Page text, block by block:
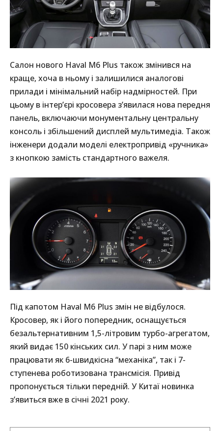
Салон нового Haval M6 Plus також змінився на
краще, хоча в ньому і залишилися аналогові
прилади і мінімальний набір надмірностей. При
цьому в інтер’єрі кросовера з’явилася нова передня
панель, включаючи монументальну центральну
консоль і збільшений дисплей мультимедіа. Також
інженери додали моделі електропривід «ручника»
з кнопкою замість стандартного важеля.
Під капотом Haval M6 Plus змін не відбулося.
Кросовер, як і його попередник, оснащується
безальтернативним 1,5-літровим турбо-агрегатом,
який видає 150 кінських сил. У парі з ним може
працювати як 6-швидкісна “механіка”, так і 7-
ступенева роботизована трансмісія. Привід
пропонується тільки передній. У Китаї новинка
з’явиться вже в січні 2021 року.